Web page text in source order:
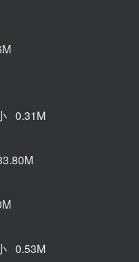
0.31M
0.53M